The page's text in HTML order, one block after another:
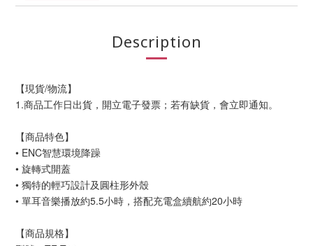
Description
【現貨/物流】
1.商品工作日出貨，開立電子發票；若有缺貨，會立即通知。
【商品特色】
• ENC智慧環境降躁
• 旋轉式開蓋
• 獨特的輕巧設計及圓柱形外殼
• 單耳音樂播放約5.5小時，搭配充電盒續航約20小時
【商品規格】